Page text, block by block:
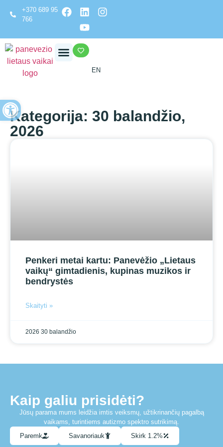
Open toolbar
+370 689 95
766
EN
Kategorija: 30 balandžio,
2026
Penkeri metai kartu: Panevėžio „Lietaus
vaikų“ gimtadienis, kupinas muzikos ir
bendrystės
Skaityti »
2026 30 balandžio
Kaip galiu prisidėti?
Jūsų parama mums leidžia imtis veiksmų, užtikrinančių pagalbą
vaikams, turintiems autizmo spektro sutrikimą.
Paremk
Savanoriauk Skirk 1.2%